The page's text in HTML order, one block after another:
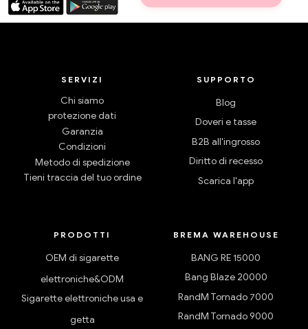
SERVIZI
Chi siamo
protezione dati
Garanzia
Condizioni
Metodo di spedizione
Tieni traccia del tuo ordine
SUPPORTO
Blog
Doveri e tasse
B2B all'ingrosso
Diritto di recesso
Scarica l'app
PRODOTTI
OEM di sigarette
elettroniche&ODM
Sigarette elettroniche usa e
getta
BREMA WAREHOUSE
BANG RE 15000
Bang Blaze 20000
RandM Tornado 7000
RandM Tornado 9000